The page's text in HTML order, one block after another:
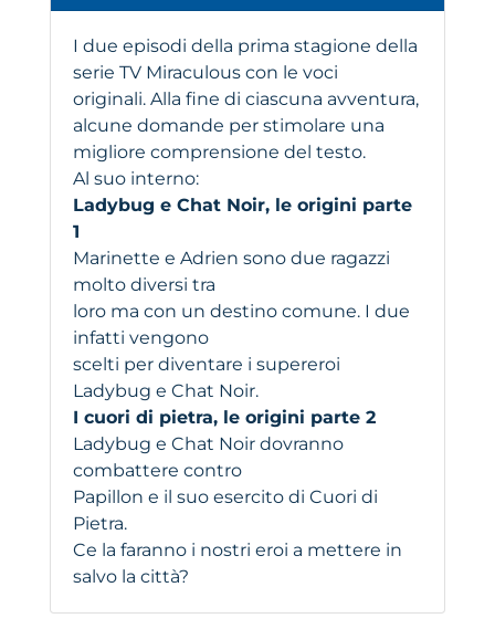
I due episodi della prima stagione della
serie TV Miraculous con le voci
originali. Alla fine di ciascuna avventura,
alcune domande per stimolare una
migliore comprensione del testo.
Al suo interno:
Ladybug e Chat Noir, le origini parte
1
Marinette e Adrien sono due ragazzi
molto diversi tra
loro ma con un destino comune. I due
infatti vengono
scelti per diventare i supereroi
Ladybug e Chat Noir.
I cuori di pietra, le origini parte 2
Ladybug e Chat Noir dovranno
combattere contro
Papillon e il suo esercito di Cuori di
Pietra.
Ce la faranno i nostri eroi a mettere in
salvo la città?